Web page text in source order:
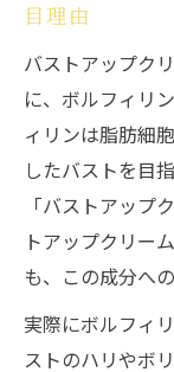
目理由
バストアップク
に、ボルフィリ
ィリンは脂肪細
したバストを目
「バストアップ
トアップクリー
も、この成分へ
実際にボルフィ
ストのハリやボ